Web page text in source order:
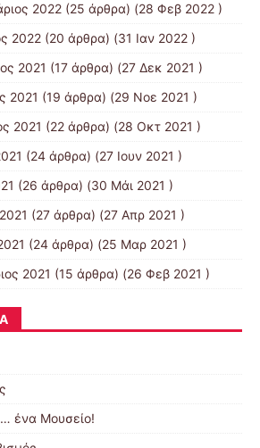
2022 (25 άρθρα) (28 Φεβ 2022 )
2022 (20 άρθρα) (31 Ιαν 2022 )
2021 (17 άρθρα) (27 Δεκ 2021 )
2021 (19 άρθρα) (29 Νοε 2021 )
2021 (22 άρθρα) (28 Οκτ 2021 )
(24 άρθρα) (27 Ιουν 2021 )
(26 άρθρα) (30 Μάι 2021 )
(27 άρθρα) (27 Απρ 2021 )
(24 άρθρα) (25 Μαρ 2021 )
2021 (15 άρθρα) (26 Φεβ 2021 )
ένα Μουσείο!